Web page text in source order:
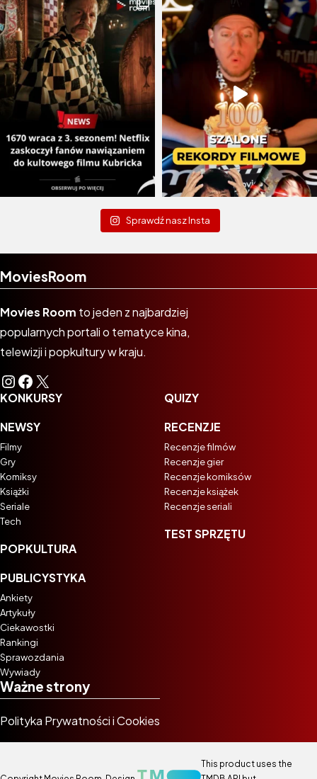
Sprawdź nasz Insta
MoviesRoom
Movies Room to jeden z najbardziej
popularnych portali o tematyce kina,
telewizji i popkultury w kraju.
Instagram
Facebook
X
KONKURSY
NEWSY
Filmy
Gry
Komiksy
Książki
Seriale
Tech
POPKULTURA
PUBLICYSTYKA
Ankiety
Artykuły
Ciekawostki
Rankingi
Sprawozdania
Wywiady
QUIZY
RECENZJE
Recenzje filmów
Recenzje gier
Recenzje komiksów
Recenzje książek
Recenzje seriali
TEST SPRZĘTU
Ważne strony
Polityka Prywatności i Cookies
This product uses the